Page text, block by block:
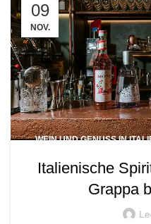
09
NOV.
WEIN UND GENUSS IN
Italienische
Grappa